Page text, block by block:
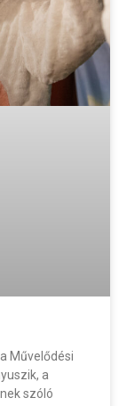
Művelődési
a
szóló